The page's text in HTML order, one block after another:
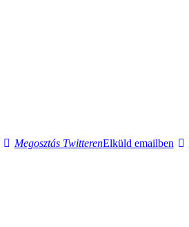
Megosztás TwitterenElküld emailben